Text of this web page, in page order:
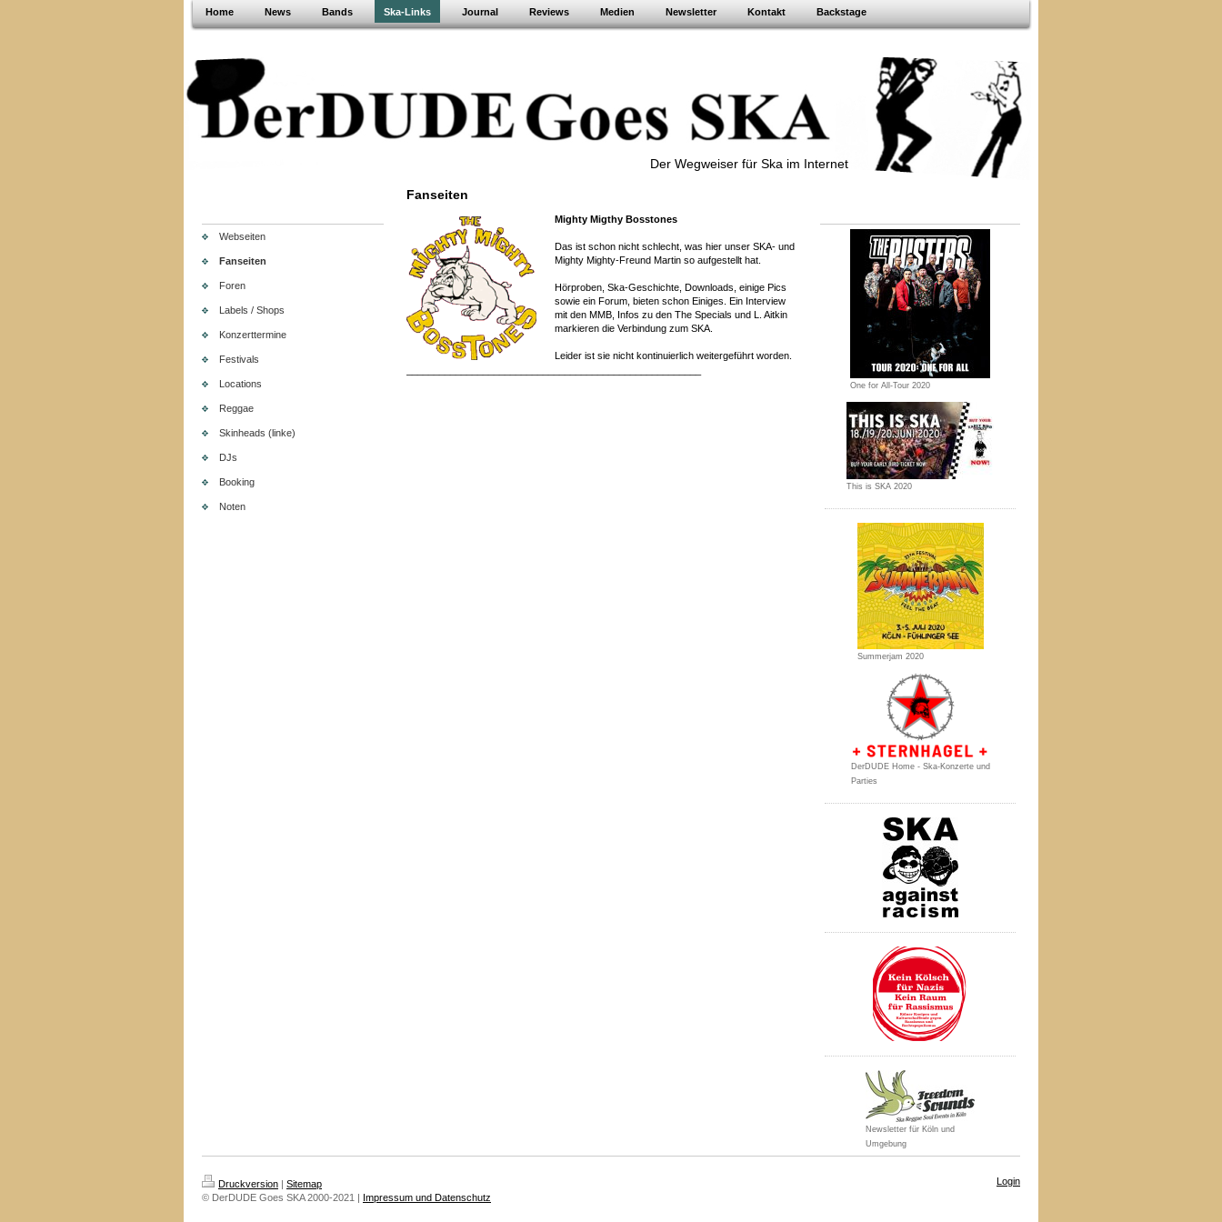
Home News Bands Ska-Links Journal Reviews Medien Newsletter Kontakt Backstage
Der Wegweiser für Ska im Internet
Webseiten
Fanseiten
Foren
Labels / Shops
Konzerttermine
Festivals
Locations
Reggae
Skinheads (linke)
DJs
Booking
Noten
Fanseiten
Mighty Migthy Bosstones
Das ist schon nicht schlecht, was hier unser SKA- und
Mighty Mighty-Freund Martin so aufgestellt hat.
Hörproben, Ska-Geschichte, Downloads, einige Pics
sowie ein Forum, bieten schon Einiges. Ein Interview
mit den MMB, Infos zu den The Specials und L. Aitkin
markieren die Verbindung zum SKA.
Leider ist sie nicht kontinuierlich weitergeführt worden.
One for All-Tour 2020
This is SKA 2020
Summerjam 2020
DerDUDE Home - Ska-Konzerte und
Parties
Newsletter für Köln und
Umgebung
Druckversion | Sitemap
© DerDUDE Goes SKA 2000-2021 | Impressum und Datenschutz
Login